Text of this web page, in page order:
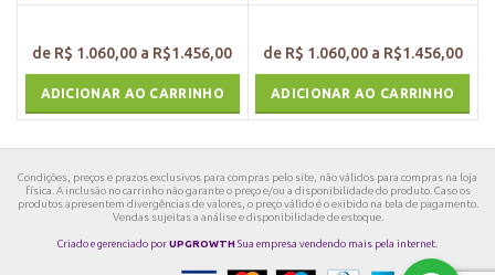
ADICIONAR AO CARRINHO ADICIONAR AO CARRINHO
Condições, preços e prazos exclusivos para compras pelo site, não válidos para compras na loja
física. A inclusão no carrinho não garante o preço e/ou a disponibilidade do produto. Caso os
produtos apresentem divergências de valores, o preço válido é o exibido na tela de pagamento.
Vendas sujeitas a análise e disponibilidade de estoque.
Criado e gerenciado porUPGROWTHSua empresa vendendo mais pela internet.